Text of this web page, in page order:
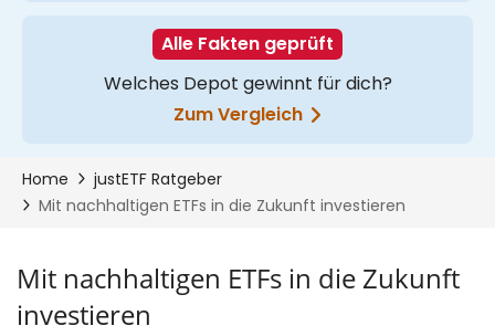
Mit nachhaltigen ETFs in die Zukunft
investieren